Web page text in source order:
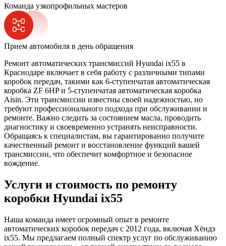
Команда узкопрофильных мастеров
Прием автомобиля в день обращения
Ремонт автоматических трансмиссий Hyundai ix55 в
Краснодаре включает в себя работу с различными типами
коробок передач, такими как 6-ступенчатая автоматическая
коробка ZF 6HP и 5-ступенчатая автоматическая коробка
Aisin. Эти трансмиссии известны своей надежностью, но
требуют профессионального подхода при обслуживании и
ремонте. Важно следить за состоянием масла, проводить
диагностику и своевременно устранять неисправности.
Обращаясь к специалистам, вы гарантированно получите
качественный ремонт и восстановление функций вашей
трансмиссии, что обеспечит комфортное и безопасное
вождение.
Услуги и стоимость по ремонту
коробки Hyundai ix55
Наша команда имеет огромный опыт в ремонте
автоматических коробок передач с 2012 года, включая Хёндэ
ix55. Мы предлагаем полный спектр услуг по обслуживанию